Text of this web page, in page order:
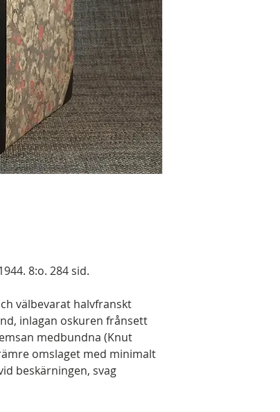
8:o. 284 sid.
välbevarat halvfranskt
inlagan oskuren frånsett
medbundna (Knut
omslaget med minimalt
beskärningen, svag